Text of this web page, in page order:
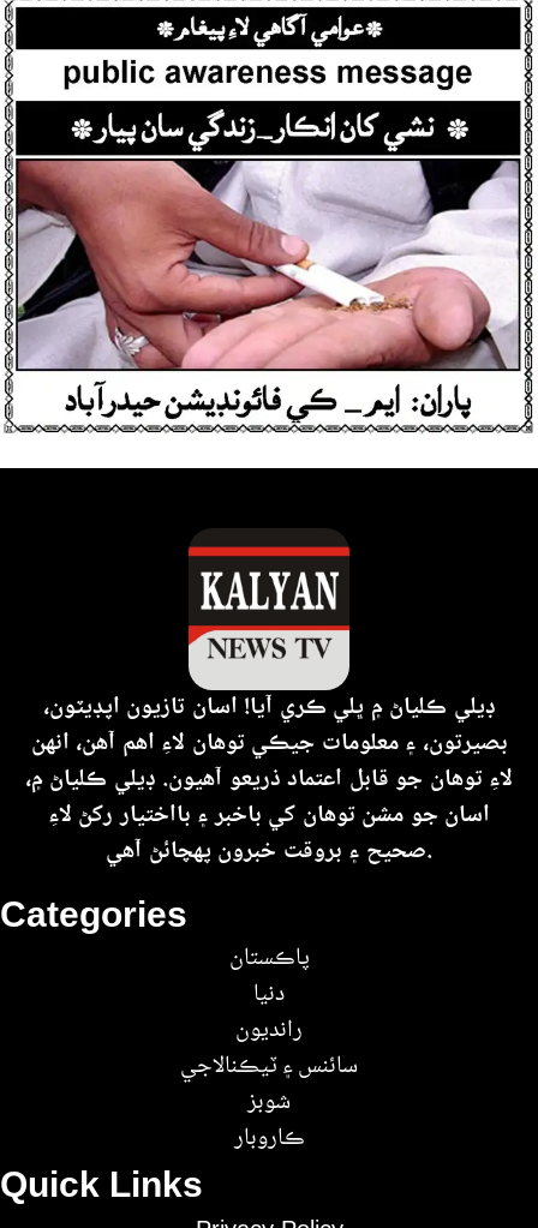
Quick Links
Categories
پاڪستان
دنيا
رانديون
سائنس ۽ ٽيڪنالاجي
شوبز
ڪاروبار
ڊيلي ڪلياڻ ۾ ڀلي ڪري آيا! اسان تازيون اپڊيٽون،
بصيرتون، ۽ معلومات جيڪي توهان لاءِ اهم آهن، انهن
لاءِ توهان جو قابل اعتماد ذريعو آهيون. ڊيلي ڪلياڻ ۾،
اسان جو مشن توهان کي باخبر ۽ بااختيار رکڻ لاءِ
صحيح ۽ بروقت خبرون پهچائڻ آهي.